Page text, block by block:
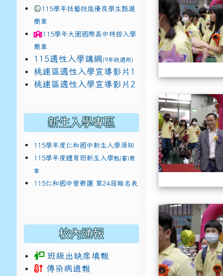
115學年技藝技能優良學生甄選
簡章
115學年大園國際高中特招入學
簡章
115適性入學講綱 (9年級適用)
link to https://docs.google.com/presentation/
桃連區適性入學宣導影片1
link to https://docs.google.com/presentation/
桃連區適性入學宣導影片2 114適性入學講綱
新生入學專區
115學年度仁和國中新生入學須知
115學年度體育班新生入學甄(審)簡
章
115仁和國中管樂團 第24屆報名表
校內通報
班級出缺席填報
傳染病通報